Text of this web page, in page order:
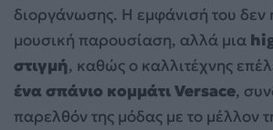
διοργάνωσης. Η εμφάνισή του δεν
μουσική παρουσίαση, αλλά μια
στιγμή, καθώς ο καλλιτέχνης
ένα σπάνιο κομμάτι Versace,
παρελθόν της μόδας με το μέλλον